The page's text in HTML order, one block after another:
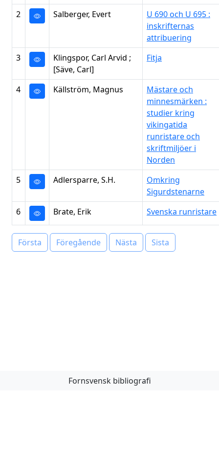
2
Salberger, Evert
U 690 och U 695 :
inskrifternas
attribuering
3
Klingspor, Carl Arvid ;
[Säve, Carl]
Fitja
4 Källström, Magnus
Mästare och
minnesmärken :
studier kring
vikingatida
runristare och
skriftmiljöer i
Norden
5
Adlersparre, S.H.
Omkring
Sigurdstenarne
6
Brate, Erik Svenska runristare
Första Föregående Nästa Sista
Fornsvensk bibliografi